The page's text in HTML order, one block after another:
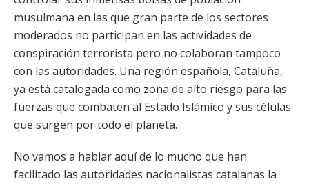
musulmana en las que gran parte de los sectores
moderados no participan en las actividades de
conspiración terrorista pero no colaboran tampoco
con las autoridades. Una región española, Cataluña,
ya está catalogada como zona de alto riesgo para las
fuerzas que combaten al Estado Islámico y sus células
que surgen por todo el planeta.
No vamos a hablar aquí de lo mucho que han
facilitado las autoridades nacionalistas catalanas la